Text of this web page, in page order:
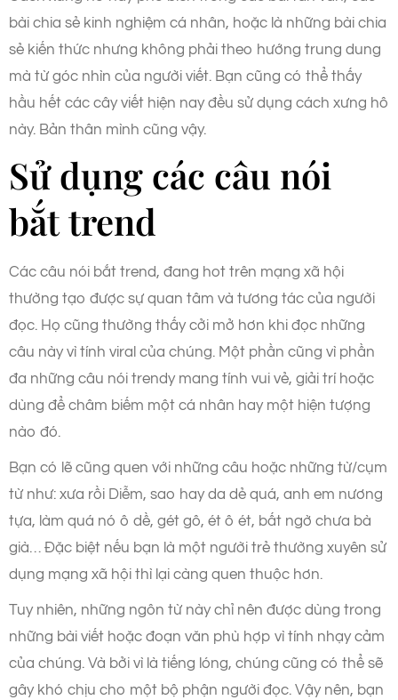
bài chia sẻ kinh nghiệm cá nhân, hoặc là những bài chia
sẻ kiến thức nhưng không phải theo hướng trung dung
mà từ góc nhìn của người viết. Bạn cũng có thể thấy
hầu hết các cây viết hiện nay đều sử dụng cách xưng hô
này. Bản thân mình cũng vậy.
Sử dụng các câu nói
bắt trend
Các câu nói bắt trend, đang hot trên mạng xã hội
thường tạo được sự quan tâm và tương tác của người
đọc. Họ cũng thường thấy cởi mở hơn khi đọc những
câu này vì tính viral của chúng. Một phần cũng vì phần
đa những câu nói trendy mang tính vui vẻ, giải trí hoặc
dùng để châm biếm một cá nhân hay một hiện tượng
nào đó.
Bạn có lẽ cũng quen với những câu hoặc những từ/cụm
từ như: xưa rồi Diễm, sao hay da dẻ quá, anh em nương
tựa, làm quá nó ô dề, gét gô, ét ô ét, bất ngờ chưa bà
già… Đặc biệt nếu bạn là một người trẻ thường xuyên sử
dụng mạng xã hội thì lại càng quen thuộc hơn.
Tuy nhiên, những ngôn từ này chỉ nên được dùng trong
những bài viết hoặc đoạn văn phù hợp vì tính nhạy cảm
của chúng. Và bởi vì là tiếng lóng, chúng cũng có thể sẽ
gây khó chịu cho một bộ phận người đọc. Vậy nên, bạn